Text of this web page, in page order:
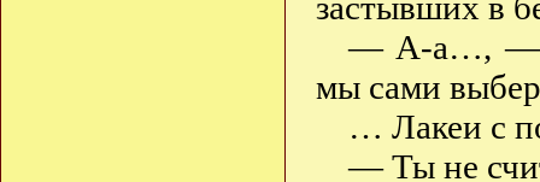
— А-а…, —
мы сами
… Лакеи с
— Ты не